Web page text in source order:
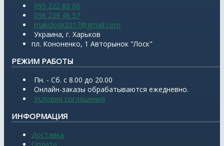
095 222 88 66
098 239 46 57
makslosk2017@gmail.com
Украина, г. Харьков
пл. Кононенко, 1 Авторынок "Лоск"
РЕЖИМ РАБОТЫ
Пн. - Сб. с 8.00 до 20.00
Онлайн-заказы обрабатываются ежедневно.
Условия соглашения
ИНФОРМАЦИЯ
Доставка
Оплата